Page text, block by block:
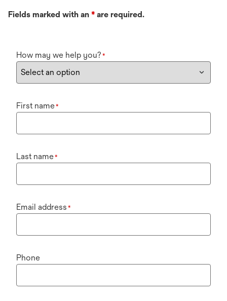
Fields marked with an * are required.
How may we help you? *
First name*
Last name*
Email address *
Phone